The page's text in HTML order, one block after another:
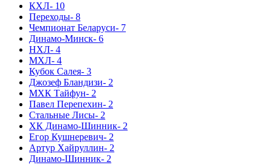
КХЛ- 10
Переходы- 8
Чемпионат Беларуси- 7
Динамо-Минск- 6
НХЛ- 4
МХЛ- 4
Кубок Салея- 3
Джозеф Бландизи- 2
МХК Тайфун- 2
Павел Перепехин- 2
Стальные Лисы- 2
ХК Динамо-Шинник- 2
Егор Кушнеревич- 2
Артур Хайруллин- 2
Динамо-Шинник- 2